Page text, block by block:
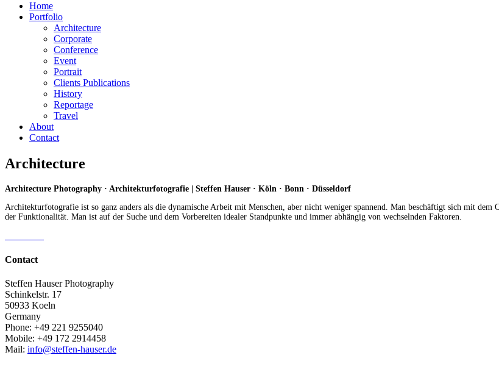
Home
Portfolio
Architecture
Corporate
Conference
Event
Portrait
Clients Publications
History
Reportage
Travel
About
Contact
Architecture
Architecture Photography · Architekturfotografie | Steffen Hauser · Köln · Bonn · Düsseldorf
Architekturfotografie ist so ganz anders als die dynamische Arbeit mit Menschen, aber nicht weniger spannend. Man beschäftigt sich mit
der Funktionalität. Man ist auf der Suche und dem Vorbereiten idealer Standpunkte und immer abhängig von wechselnden Faktoren.
Contact
Steffen Hauser Photography
Schinkelstr. 17
50933 Koeln
Germany
Phone: +49 221 9255040
Mobile: +49 172 2914458
Mail: info@steffen-hauser.de